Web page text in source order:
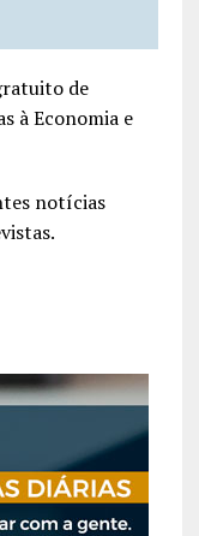
de
à Economia e
notícias